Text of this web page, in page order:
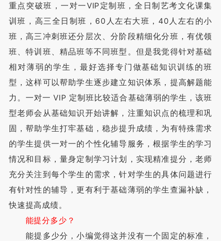
重点突破班，一对一VIP定制班，全日制艺考文化课集
训班，高三全日制班，60人左右大班，40人左右的小
班，高三冲刺班还分层次、分阶段精细化分班，有优领
班、特训班、精品班等不同班型。但是我觉得针对基础
相对薄弱的学生，最好选择专门做基础知识训练的班
型，这样可以帮助学生逐步建立知识体系，提高解题能
力。一对一 VIP 定制班比较适合基础薄弱的学生，该班
型老师会从基础知识开始讲解，注重知识点的梳理和巩
固，帮助学生打牢基础，稳步提升成绩，为有特殊需求
的学生提供一对一的个性化辅导服务，根据学生的学习
情况和目标，量身定制学习计划，实现精准提分，老师
充分关注到每个学生的需求，针对学生的具体问题进行
有针对性的辅导，更有利于基础薄弱的学生查漏补缺，
快速提高成绩。
能提分多少？
能提多少分，小编觉得这并没有一个固定的标准，